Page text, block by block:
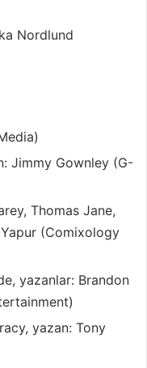
Nordlund
Jimmy Gownley (G-
Thomas Jane,
(Comixology
yazanlar: Brandon
yazan: Tony